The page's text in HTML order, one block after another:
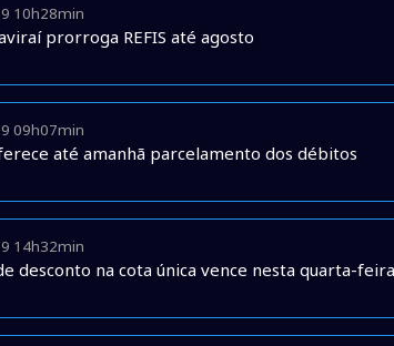
10h28min
prorroga REFIS até agosto
09h07min
até amanhã parcelamento dos débitos
14h32min
desconto na cota única vence nesta quarta-feira